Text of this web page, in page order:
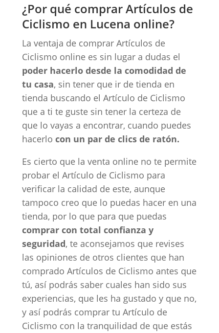
¿Por qué comprar Artículos de
Ciclismo en Lucena online?
La ventaja de comprar Artículos de
Ciclismo online es sin lugar a dudas el
poder hacerlo desde la comodidad de
tu casa, sin tener que ir de tienda en
tienda buscando el Artículo de Ciclismo
que a ti te guste sin tener la certeza de
que lo vayas a encontrar, cuando puedes
hacerlo con un par de clics de ratón.
Es cierto que la venta online no te permite
probar el Artículo de Ciclismo para
verificar la calidad de este, aunque
tampoco creo que lo puedas hacer en una
tienda, por lo que para que puedas
comprar con total confianza y
seguridad, te aconsejamos que revises
las opiniones de otros clientes que han
comprado Artículos de Ciclismo antes que
tú, así podrás saber cuales han sido sus
experiencias, que les ha gustado y que no,
y así podrás comprar tu Artículo de
Ciclismo con la tranquilidad de que estás